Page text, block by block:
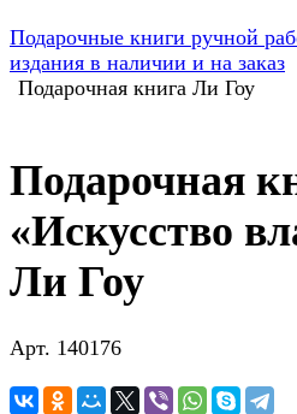
Подарочные книги ручной
издания в наличии и на заказ
Подарочная книга Ли Гоу
Подарочная
«Искусство
Ли Гоу
Арт. 140176